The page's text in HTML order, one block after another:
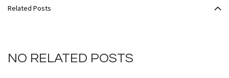
Related Posts
NO RELATED POSTS